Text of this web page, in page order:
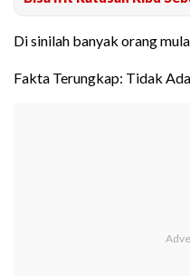
Di sinilah banyak orang
Fakta Terungkap: Tidak